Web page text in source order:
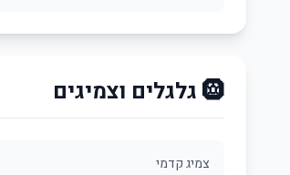
🛞 גלגלים וצמיגים
צמיג קדמי